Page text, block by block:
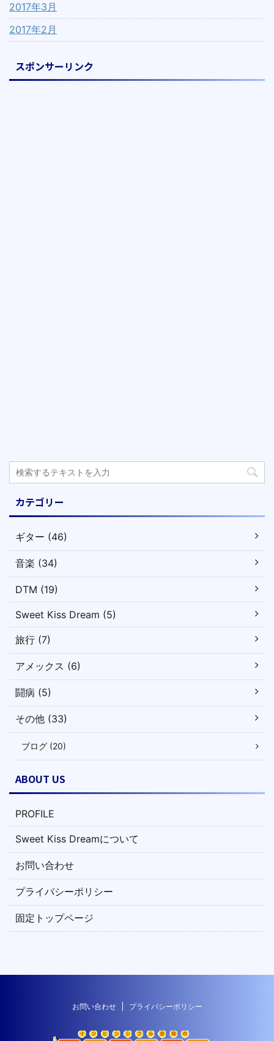
2017年3月
2017年2月
スポンサーリンク
カテゴリー
ギター (46)
音楽 (34)
DTM (19)
Sweet Kiss Dream (5)
旅行 (7)
アメックス (6)
闘病 (5)
その他 (33)
ブログ (20)
ABOUT US
PROFILE
Sweet Kiss Dreamについて
お問い合わせ
プライバシーポリシー
固定トップページ
お問い合わせ プライバシーポリシー